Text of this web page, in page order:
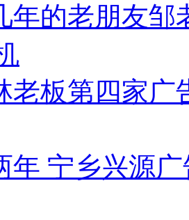
年的老朋友邹
老板第四家广
年 宁乡兴源